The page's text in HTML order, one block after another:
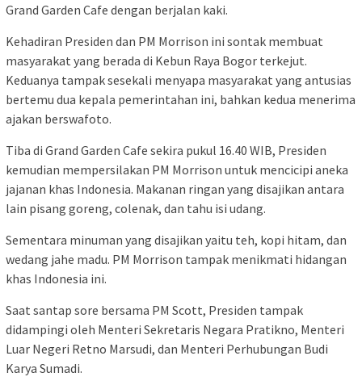
Grand Garden Cafe dengan berjalan kaki.
Kehadiran Presiden dan PM Morrison ini sontak membuat
masyarakat yang berada di Kebun Raya Bogor terkejut.
Keduanya tampak sesekali menyapa masyarakat yang antusias
bertemu dua kepala pemerintahan ini, bahkan kedua menerima
ajakan berswafoto.
Tiba di Grand Garden Cafe sekira pukul 16.40 WIB, Presiden
kemudian mempersilakan PM Morrison untuk mencicipi aneka
jajanan khas Indonesia. Makanan ringan yang disajikan antara
lain pisang goreng, colenak, dan tahu isi udang.
Sementara minuman yang disajikan yaitu teh, kopi hitam, dan
wedang jahe madu. PM Morrison tampak menikmati hidangan
khas Indonesia ini.
Saat santap sore bersama PM Scott, Presiden tampak
didampingi oleh Menteri Sekretaris Negara Pratikno, Menteri
Luar Negeri Retno Marsudi, dan Menteri Perhubungan Budi
Karya Sumadi.